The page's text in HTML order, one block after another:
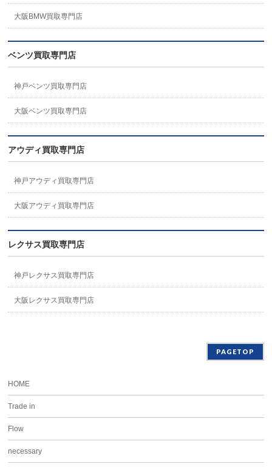
大阪BMW買取専門店
ベンツ買取専門店
神戸ベンツ買取専門店
大阪ベンツ買取専門店
アウディ買取専門店
神戸アウディ買取専門店
大阪アウディ買取専門店
レクサス買取専門店
神戸レクサス買取専門店
大阪レクサス買取専門店
PAGETOP
HOME
Trade in
Flow
necessary